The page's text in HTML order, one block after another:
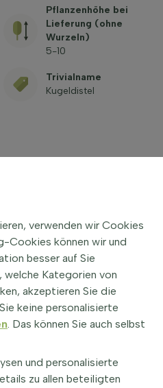
Pflanzenhöhe bei
Lieferung (ohne
Wurzeln)
5-10
Trivialname
Kugeldistel
Beet
der
verwenden wir Cookies
Cookies können wir und
besser auf Sie
welche Kategorien von
akzeptieren Sie die
keine personalisierte
. Das können Sie auch selbst
und personalisierte
zu allen beteiligten